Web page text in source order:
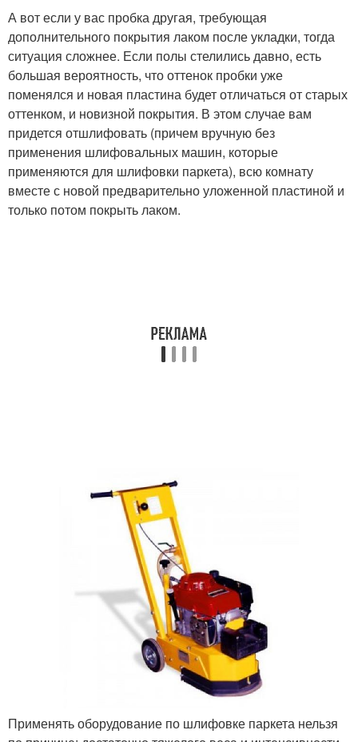
А вот если у вас пробка другая, требующая
дополнительного покрытия лаком после укладки, тогда
ситуация сложнее. Если полы стелились давно, есть
большая вероятность, что оттенок пробки уже
поменялся и новая пластина будет отличаться от старых
оттенком, и новизной покрытия. В этом случае вам
придется отшлифовать (причем вручную без
применения шлифовальных машин, которые
применяются для шлифовки паркета), всю комнату
вместе с новой предварительно уложенной пластиной и
только потом покрыть лаком.
Применять оборудование по шлифовке паркета нельзя